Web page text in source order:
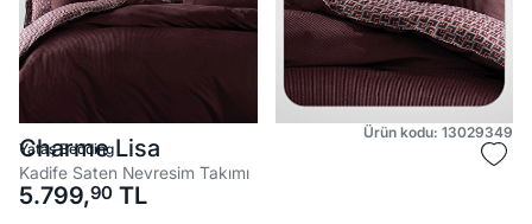
Ürün kodu: 13029349
Yataş Bedding
Charme Lisa
Kadife Saten Nevresim Takımı
5.799,90 TL